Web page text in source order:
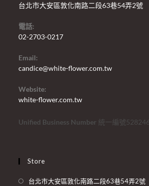
台北市大安區敦化南路二段63巷54弄2號
電話:
02-2703-0217
Email:
candice@white-flower.com.tw
Website:
white-flower.com.tw
Unified Business Number 統一編號
Store
台北市大安區敦化南路二段63巷54弄2號